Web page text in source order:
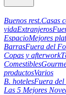
Buenos rest.Casas
vidaExtranjeros
EspacioMejores
BarrasFuera del
Copas y afterwork
Comestibles
productosVarios
B. hotelesFuera
Las 5 Mejores